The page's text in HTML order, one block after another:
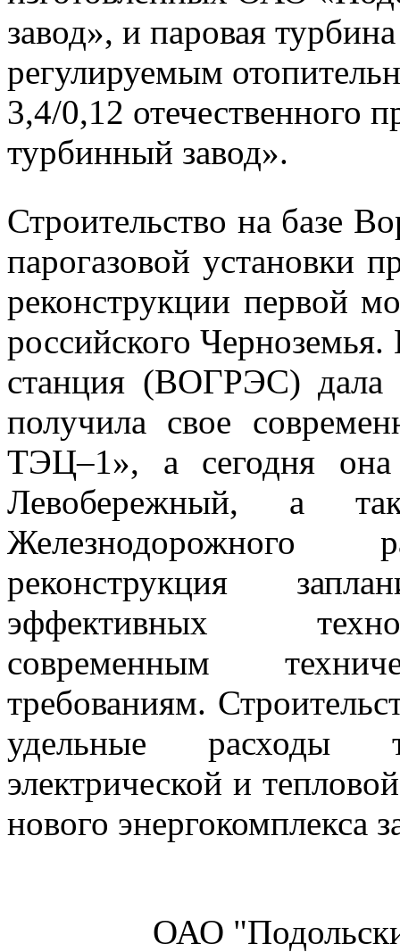
завод», и паровая
регулируемым
3,4/0,12 отечественного
турбинный завод».
Строительство на базе
парогазовой установки
реконструкции первой
российского
станция (ВОГРЭС) дала
получила свое
ТЭЦ–1», а сегодня она
Левобережный, а
реконструкция
эффективных
современным
требованиям.
удельные расходы
электрической и
нового энергокомплекса
ОАО